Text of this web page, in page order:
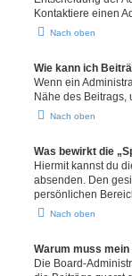
Kontaktiere einen
Nach oben
Wie kann ich
Wenn ein
Nähe des Beitrags,
Nach oben
Was bewirkt die
Hiermit kannst du
absenden. Den
persönlichen
Nach oben
Warum muss
Die Board-